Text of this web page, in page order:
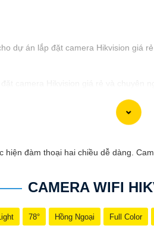
dự án lắp đặt camera Hikvision giá
hiệu hàng đầu thế giới về giải
đàm thoại hai chiều dễ dàng.
CAMERA WIFI
78° Hồng Ngoại Full Color